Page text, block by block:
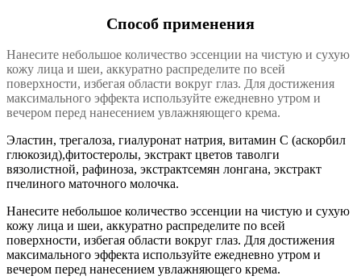
Способ применения
Нанесите небольшое количество эссенции на чистую и сухую
кожу лица и шеи, аккуратно распределите по всей
поверхности, избегая области вокруг глаз. Для достижения
максимального эффекта используйте ежедневно утром и
вечером перед нанесением увлажняющего крема.
Эластин, трегалоза, гиалуронат натрия, витамин С (аскорбил
глюкозид),фитостеролы, экстракт цветов таволги
вязолистной, рафиноза, экстрактсемян лонгана, экстракт
пчелиного маточного молочка.
Нанесите небольшое количество эссенции на чистую и сухую
кожу лица и шеи, аккуратно распределите по всей
поверхности, избегая области вокруг глаз. Для достижения
максимального эффекта используйте ежедневно утром и
вечером перед нанесением увлажняющего крема.